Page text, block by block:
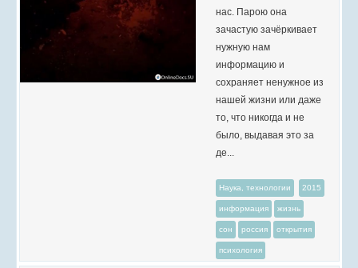
нас. Парою она
зачастую зачёркивает
нужную нам
информацию и
сохраняет ненужное из
нашей жизни или даже
то, что никогда и не
было, выдавая это за
де...
Наука, технологии 2015
информация жизнь
сон россия открытия
психология